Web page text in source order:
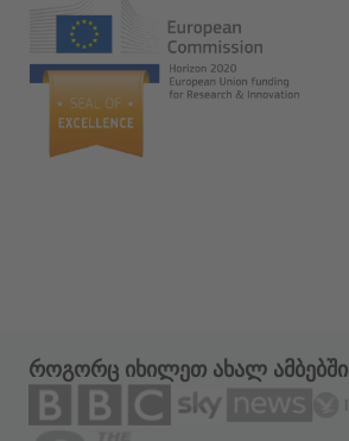
როგორც იხილეთ ახალ ამბებში